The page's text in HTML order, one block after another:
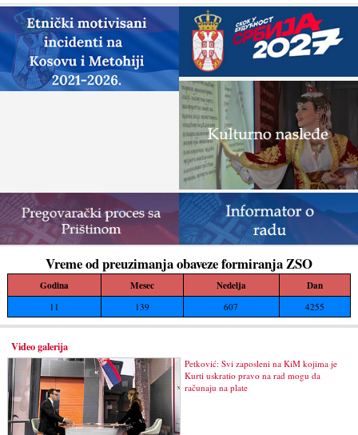
Vreme od preuzimanja obaveze formiranja ZSO
Godina Mesec Nedelja Dan
11 139 607 4255
Video galerija
Petković: Svi zaposleni na KiM kojima je
Kurti uskratio pravo na rad mogu da
računaju na plate